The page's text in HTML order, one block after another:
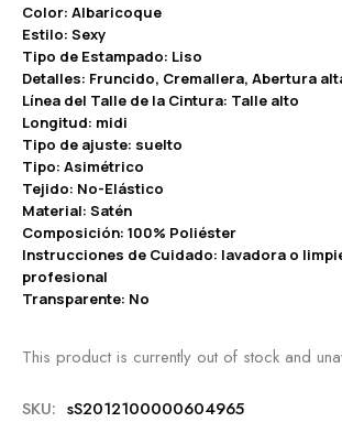
Color: Albaricoque
Estilo: Sexy
Tipo de Estampado: Liso
Detalles: Fruncido, Cremallera, Abertura
Línea del Talle de la Cintura: Talle alto
Longitud: midi
Tipo de ajuste: suelto
Tipo: Asimétrico
Tejido: No-Elástico
Material: Satén
Composición: 100% Poliéster
Instrucciones de Cuidado: lavadora o
profesional
Transparente: No
This product is currently out of stock and
SKU: sS2012100000604965